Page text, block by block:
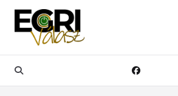
Skip
content